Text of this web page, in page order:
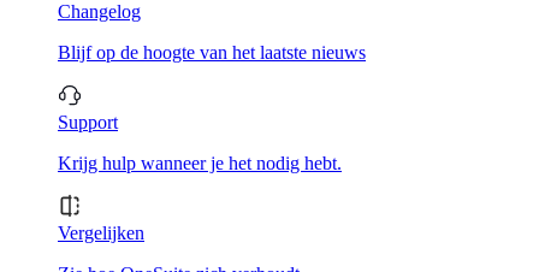
Changelog
Blijf op de hoogte van het laatste nieuws
Support
Krijg hulp wanneer je het nodig hebt.
Vergelijken